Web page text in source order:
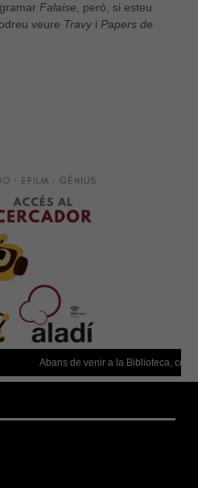
Falaise, però, si esteu
veure Travy i Papers de
Abans de venir a la Biblioteca,